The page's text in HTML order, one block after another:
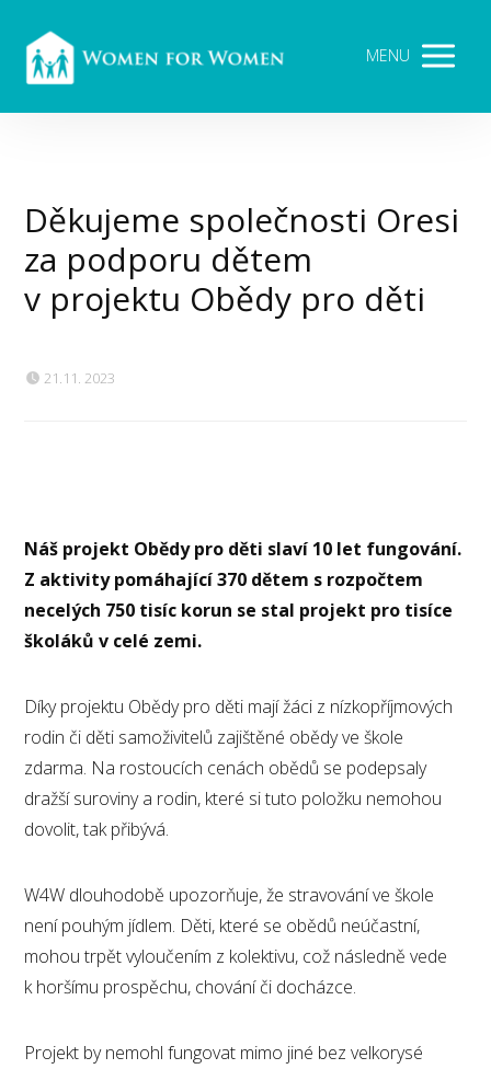
MENU
Děkujeme společnosti Oresi
za podporu dětem
v projektu Obědy pro děti
21.11. 2023
Náš projekt Obědy pro děti slaví 10 let fungování.
Z aktivity pomáhající 370 dětem s rozpočtem
necelých 750 tisíc korun se stal projekt pro tisíce
školáků v celé zemi.
Díky projektu Obědy pro děti mají žáci z nízkopříjmových
rodin či děti samoživitelů zajištěné obědy ve škole
zdarma. Na rostoucích cenách obědů se podepsaly
dražší suroviny a rodin, které si tuto položku nemohou
dovolit, tak přibývá.
W4W dlouhodobě upozorňuje, že stravování ve škole
není pouhým jídlem. Děti, které se obědů neúčastní,
mohou trpět vyloučením z kolektivu, což následně vede
k horšímu prospěchu, chování či docházce.
Projekt by nemohl fungovat mimo jiné bez velkorysé